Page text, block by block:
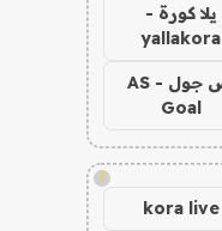
يلا كورة -
yallakora
اس جول - AS
Goal
!
kora live